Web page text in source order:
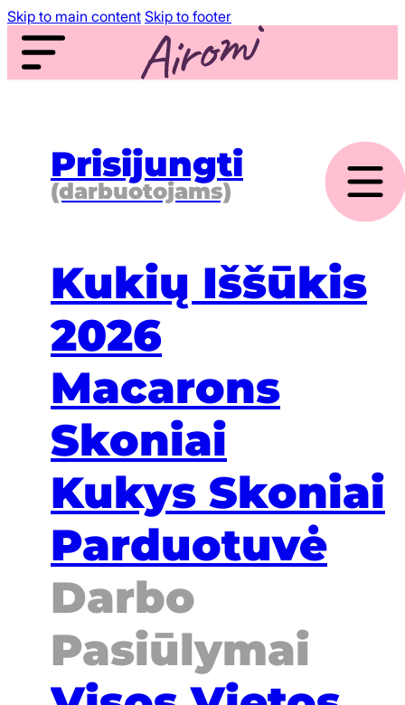
Skip to main content Skip to footer
Prisijungti
(darbuotojams)
Kukių Iššūkis
2026
Macarons
Skoniai
Kukys Skoniai
Parduotuvė
Darbo
Pasiūlymai